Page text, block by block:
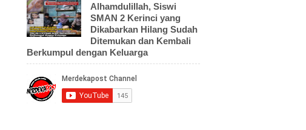
Alhamdulillah, Siswi
SMAN 2 Kerinci yang
Dikabarkan Hilang Sudah
Ditemukan dan Kembali
Berkumpul dengan Keluarga